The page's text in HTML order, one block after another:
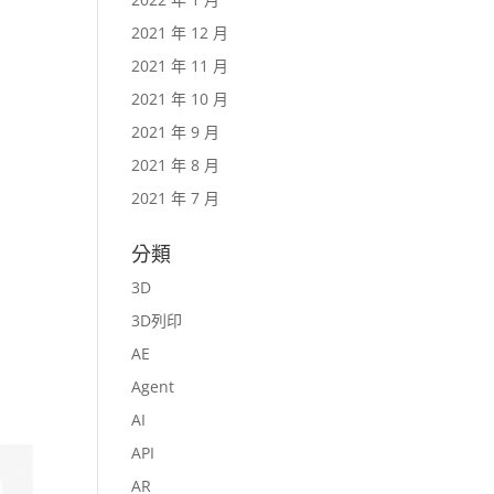
2021 年 12 月
2021 年 11 月
2021 年 10 月
2021 年 9 月
2021 年 8 月
2021 年 7 月
分類
3D
3D列印
AE
Agent
AI
API
AR